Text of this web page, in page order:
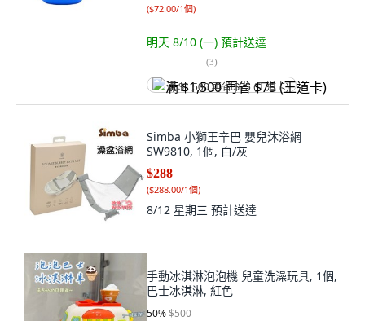
($72.00/1個)
明天 8/10 (一) 預計送達
(3)
满 $1,500 再省 $75 (王道卡)
Simba 小獅王辛巴 嬰兒沐浴網
SW9810, 1個, 白/灰
$288
($288.00/1個)
8/12 星期三 預計送達
手動冰淇淋泡泡機 兒童洗澡玩具, 1個,
巴士冰淇淋, 紅色
50%$500